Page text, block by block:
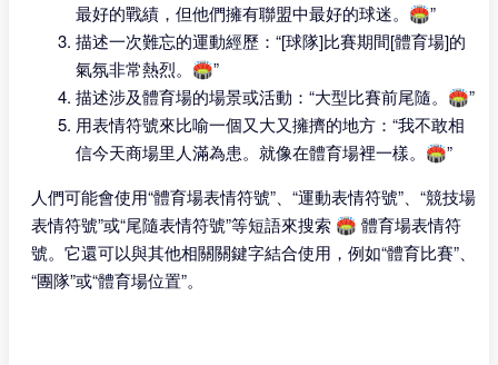
最好的戰績，但他們擁有聯盟中最好的球迷。🏟”
描述一次難忘的運動經歷：“[球隊]比賽期間[體育場]的
氣氛非常熱烈。🏟”
描述涉及體育場的場景或活動：“大型比賽前尾隨。🏟”
用表情符號來比喻一個又大又擁擠的地方：“我不敢相
信今天商場里人滿為患。就像在體育場裡一樣。🏟”
人們可能會使用“體育場表情符號”、“運動表情符號”、“競技場
表情符號”或“尾隨表情符號”等短語來搜索 🏟 體育場表情符
號。它還可以與其他相關關鍵字結合使用，例如“體育比賽”、
“團隊”或“體育場位置”。